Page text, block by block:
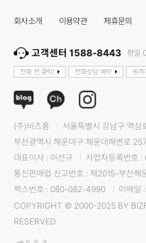
회사소개 이용약관 제휴문의
고객센터 1588-8443 평일
전화 전 클릭! 전화상담 예약 원격
(주)비즈폼
서울특별시 강남구 역
부산광역시 해운대구 해운대해변로
대표이사 : 이선규
사업자등록번호
통신판매업 신고번호 : 제2015-부산해
팩스번호 : 080-082-4990
이메일
COPYRIGHT © 2000-2025 BY
RESERVED